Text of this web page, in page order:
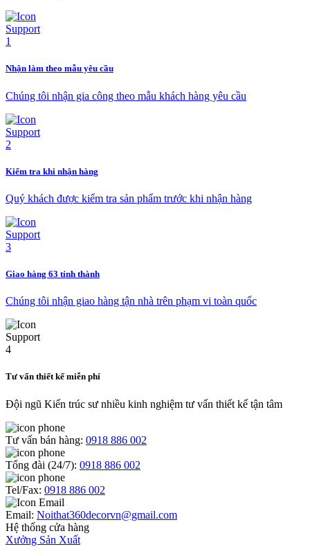
Nhận làm theo mẫu yêu cầu
Chúng tôi nhận gia công theo mẫu khách hàng yêu cầu
Kiểm tra khi nhận hàng
Quý khách được kiểm tra sản phẩm trước khi nhận hàng
Giao hàng 63 tỉnh thành
Chúng tôi nhận giao hàng tận nhà trên phạm vi toàn quốc
Tư vấn thiết kế miễn phí
Đội ngũ Kiến trúc sư nhiều kinh nghiệm tư vấn thiết kế tận tâm
Tư vấn bán hàng: 0918 886 002
Tổng đài (24/7): 0918 886 002
Tel/Fax: 0918 886 002
Email: Noithat360decorvn@gmail.com
Hệ thống cửa hàng
Xưởng Sản Xuất